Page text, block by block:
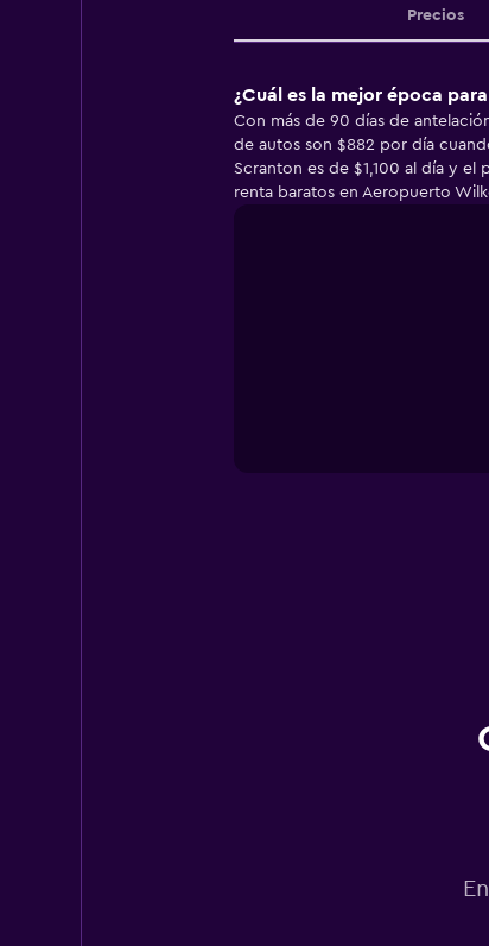
Precios
¿Cuál es la mejor época
Con más de 90 días de
de autos son $882 por día
Scranton es de $1,100 al día y
renta baratos en Aeropuerto